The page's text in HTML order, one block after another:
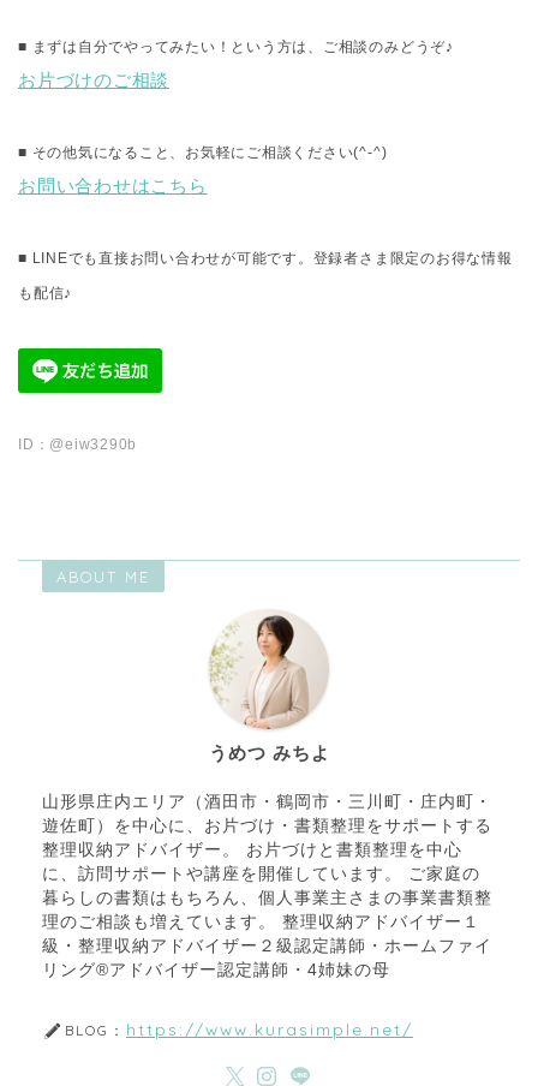
■ まずは自分でやってみたい！という方は、ご相談のみどうぞ♪
お片づけのご相談
■ その他気になること、お気軽にご相談ください(^-^)
お問い合わせはこちら
■ LINEでも直接お問い合わせが可能です。登録者さま限定のお得な情報
も配信♪
ID：@eiw3290b
ABOUT ME
うめつ みちよ
山形県庄内エリア（酒田市・鶴岡市・三川町・庄内町・
遊佐町）を中心に、お片づけ・書類整理をサポートする
整理収納アドバイザー。 お片づけと書類整理を中心
に、訪問サポートや講座を開催しています。 ご家庭の
暮らしの書類はもちろん、個人事業主さまの事業書類整
理のご相談も増えています。 整理収納アドバイザー１
級・整理収納アドバイザー２級認定講師・ホームファイ
リング®アドバイザー認定講師・4姉妹の母
BLOG： https://www.kurasimple.net/